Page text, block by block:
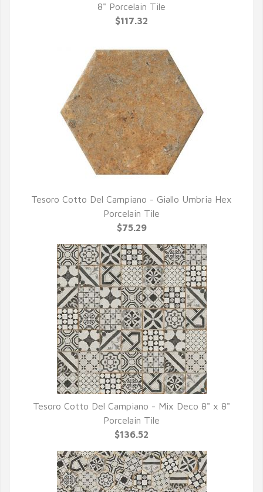
QUICK VIEW
8" Porcelain Tile
$117.32
QUICK VIEW
Tesoro Cotto Del Campiano - Giallo Umbria Hex
Porcelain Tile
$75.29
QUICK VIEW
Tesoro Cotto Del Campiano - Mix Deco 8" x 8"
Porcelain Tile
$136.52